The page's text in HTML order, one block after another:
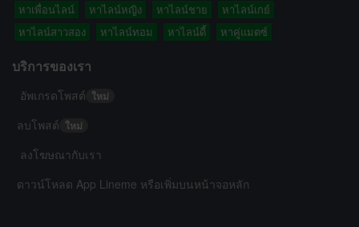
หาเพื่อนไลน์ หาไลน์หญิง หาไลน์ชาย
หาไลน์เกย์
หาไลน์สาวสอง
หาไลน์ทอม หาไลน์ดี้ หาคู่แมตซ์
บริการของเรา
อัพเกรดโพสต์ ใหม่
ลบโพสต์ ใหม่
ลงโฆษณากับเรา
ดาวน์โหลด App Lineme หรือเพิ่มบนหน้าจอหลัก